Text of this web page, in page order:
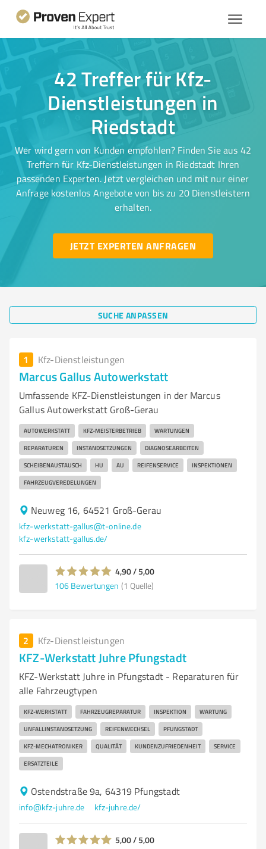
42 Treffer für Kfz-
Dienstleistungen in
Riedstadt
Wer wird gern von Kunden empfohlen? Finden Sie aus 42
Treffern für Kfz-Dienstleistungen in Riedstadt Ihren
passenden Experten. Jetzt vergleichen und mit nur einer
Anfrage kostenlos Angebote von bis zu 20 Dienstleistern
erhalten.
JETZT EXPERTEN ANFRAGEN
SUCHE ANPASSEN
1 Kfz-Dienstleistungen
Marcus Gallus Autowerkstatt
Umfassende KFZ-Dienstleistungen in der Marcus
Gallus Autowerkstatt Groß-Gerau
AUTOWERKSTATT KFZ-MEISTERBETRIEB WARTUNGEN
REPARATUREN INSTANDSETZUNGEN DIAGNOSEARBEITEN
SCHEIBENAUSTAUSCH HU AU REIFENSERVICE INSPEKTIONEN
FAHRZEUGVEREDELUNGEN
Neuweg 16, 64521 Groß-Gerau
kfz-werkstatt-gallus@t-online.de
kfz-werkstatt-gallus.de/
4,90 / 5,00
106 Bewertungen (1 Quelle)
2 Kfz-Dienstleistungen
KFZ-Werkstatt Juhre Pfungstadt
KFZ-Werkstatt Juhre in Pfungstadt - Reparaturen für
alle Fahrzeugtypen
KFZ-WERKSTATT FAHRZEUGREPARATUR INSPEKTION WARTUNG
UNFALLINSTANDSETZUNG REIFENWECHSEL PFUNGSTADT
KFZ-MECHATRONIKER QUALITÄT KUNDENZUFRIEDENHEIT SERVICE
ERSATZTEILE
Ostendstraße 9a, 64319 Pfungstadt
info@kfz-juhre.de kfz-juhre.de/
5,00 / 5,00